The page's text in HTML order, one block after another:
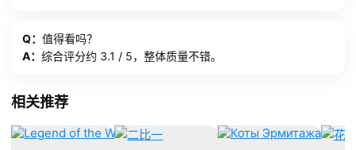
Q： 值得看吗？
A： 综合评分约 3.1 / 5，整体质量不错。
相关推荐